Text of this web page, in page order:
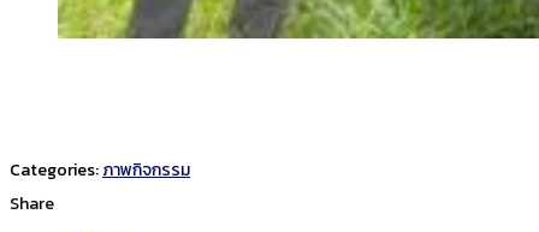
Categories:ภาพกิจกรรม
Share